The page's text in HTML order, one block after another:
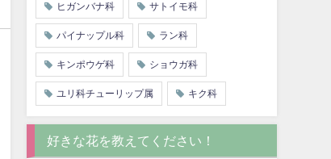
ヒガンバナ科 サトイモ科
パイナップル科 ラン科
キンポウゲ科 ショウガ科
ユリ科チューリップ属 キク科
好きな花を教えてください！